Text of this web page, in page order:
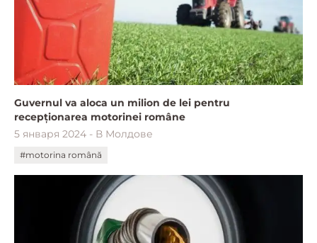
Guvernul va aloca un milion de lei pentru
recepționarea motorinei române
5 января 2024 - В Молдове
#motorina română